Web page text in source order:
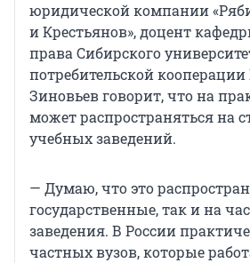
юридической компании
и Крестьянов», доцент
права Сибирского
потребительской
Зиновьев говорит, что на
может распространяться на
учебных заведений.
— Думаю, что это
государственные, так и на
заведения. В России
частных вузов, которые